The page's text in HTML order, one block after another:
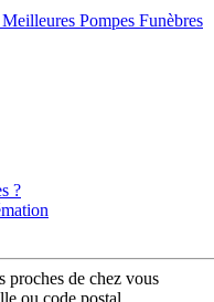
Pompes Funèbres
?
proches de chez vous
ou code postal